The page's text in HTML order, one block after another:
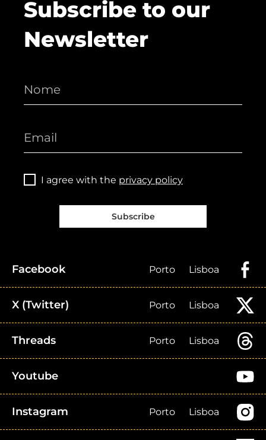
Subscribe to our
Newsletter
I agree with the privacy policy
Subscribe
Facebook Porto Lisboa
X (Twitter) Porto Lisboa
Threads Porto Lisboa
Youtube
Instagram Porto Lisboa